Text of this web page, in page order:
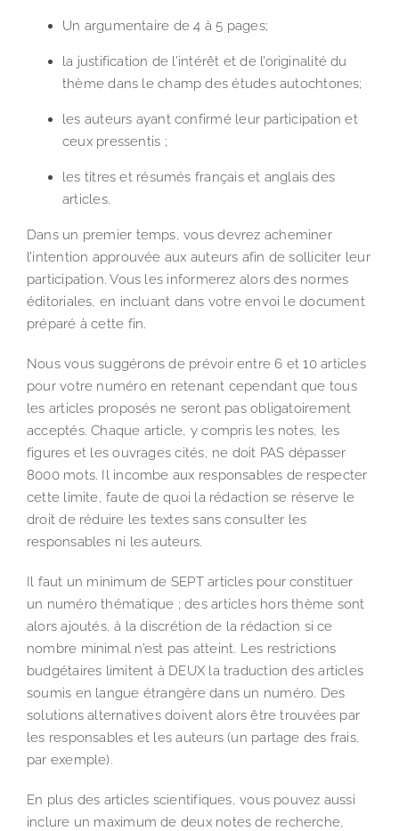
Un argumentaire de 4 à 5 pages;
la justification de l’intérêt et de l’originalité du
thème dans le champ des études autochtones;
les auteurs ayant confirmé leur participation et
ceux pressentis ;
les titres et résumés français et anglais des
articles.
Dans un premier temps, vous devrez acheminer
l’intention approuvée aux auteurs afin de solliciter leur
participation. Vous les informerez alors des normes
éditoriales, en incluant dans votre envoi le document
préparé à cette fin.
Nous vous suggérons de prévoir entre 6 et 10 articles
pour votre numéro en retenant cependant que tous
les articles proposés ne seront pas obligatoirement
acceptés. Chaque article, y compris les notes, les
figures et les ouvrages cités, ne doit PAS dépasser
8000 mots. Il incombe aux responsables de respecter
cette limite, faute de quoi la rédaction se réserve le
droit de réduire les textes sans consulter les
responsables ni les auteurs.
Il faut un minimum de SEPT articles pour constituer
un numéro thématique ; des articles hors thème sont
alors ajoutés, à la discrétion de la rédaction si ce
nombre minimal n’est pas atteint. Les restrictions
budgétaires limitent à DEUX la traduction des articles
soumis en langue étrangère dans un numéro. Des
solutions alternatives doivent alors être trouvées par
les responsables et les auteurs (un partage des frais,
par exemple).
En plus des articles scientifiques, vous pouvez aussi
inclure un maximum de deux notes de recherche,